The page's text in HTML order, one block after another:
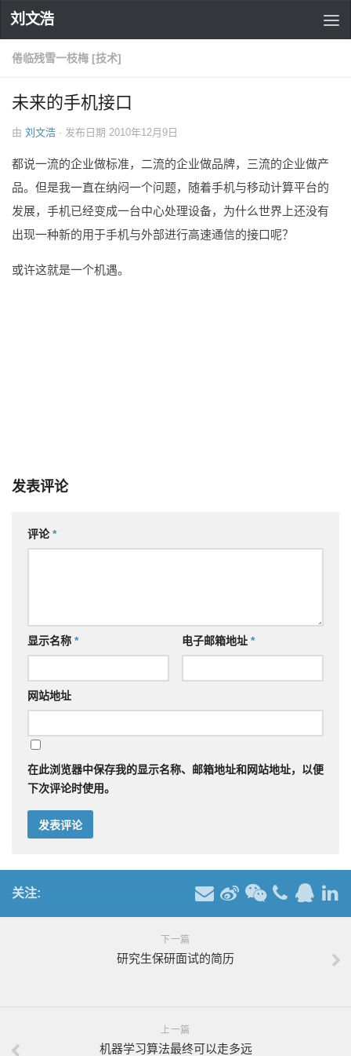
刘文浩
倦临残雪一枝梅 [技术]
未来的手机接口
由 刘文浩 · 发布日期 2010年12月9日
都说一流的企业做标准，二流的企业做品牌，三流的企业做产
品。但是我一直在纳闷一个问题，随着手机与移动计算平台的
发展，手机已经变成一台中心处理设备，为什么世界上还没有
出现一种新的用于手机与外部进行高速通信的接口呢？
或许这就是一个机遇。
发表评论
评论*
显示名称 * 电子邮箱地址 *
网站地址
在此浏览器中保存我的显示名称、邮箱地址和网站地址，以便
下次评论时使用。
关注:
下一篇
研究生保研面试的简历
上一篇
机器学习算法最终可以走多远